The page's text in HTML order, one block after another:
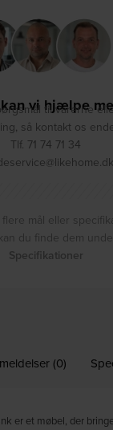
(0)
er et møbel, der
vi hjælpe
til varerne
så kontakt os
Tlf. 71 74 71 34
mål eller
du finde dem
Specifikationer